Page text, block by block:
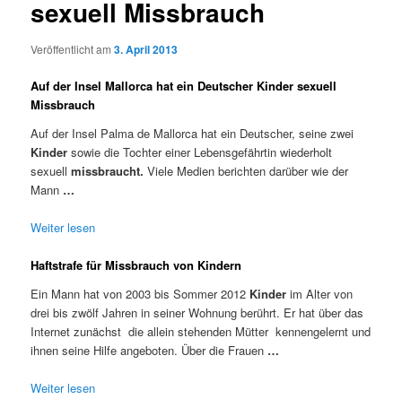
sexuell Missbrauch
Veröffentlicht am3. April 2013
Auf der Insel Mallorca hat ein Deutscher Kinder sexuell
Missbrauch
Auf der Insel Palma de Mallorca hat ein Deutscher, seine zwei
Kinder sowie die Tochter einer Lebensgefährtin wiederholt
sexuellmissbraucht. Viele Medien berichten darüber wie der
Mann …
Weiter lesen
Haftstrafe für Missbrauch von Kindern
Ein Mann hat von 2003 bis Sommer 2012 Kinder im Alter von
drei bis zwölf Jahren in seiner Wohnung berührt. Er hat über das
Internet zunächst die allein stehenden Mütter kennengelernt und
ihnen seine Hilfe angeboten. Über die Frauen …
Weiter lesen